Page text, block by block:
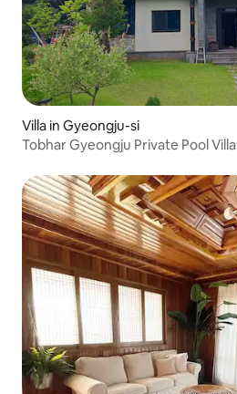
Villa in Gyeongju-si
Tobhar Gyeongju Private Pool Villa